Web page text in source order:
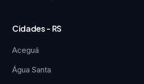
Cidades - RS
Aceguá
Água Santa